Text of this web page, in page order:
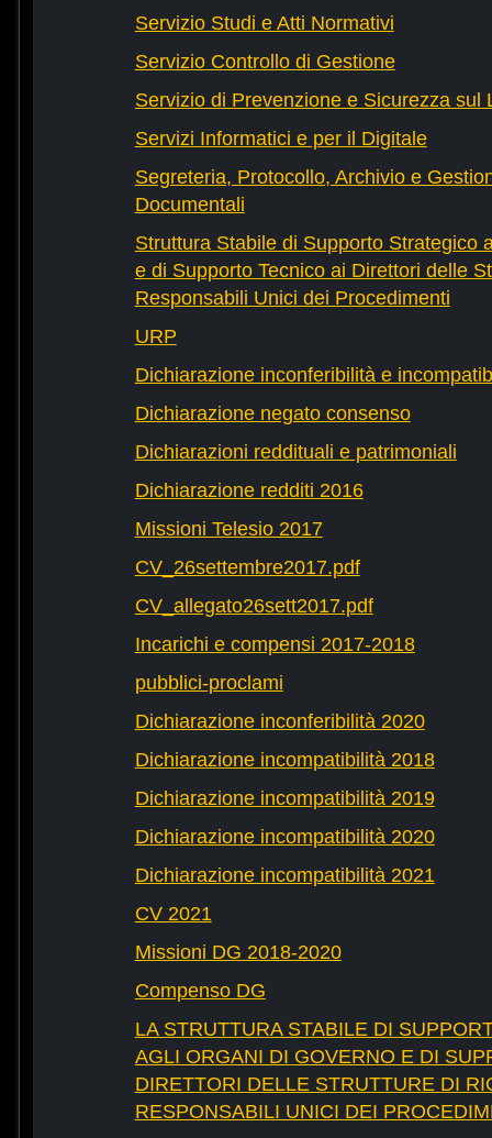
Servizio Studi e Atti Normativi
Servizio Controllo di Gestione
Servizio di Prevenzione e Sicurezza sul
Servizi Informatici e per il Digitale
Segreteria, Protocollo, Archivio e
Documentali
Struttura Stabile di Supporto Strategico
e di Supporto Tecnico ai Direttori delle
Responsabili Unici dei Procedimenti
URP
Dichiarazione inconferibilità e
Dichiarazione negato consenso
Dichiarazioni reddituali e patrimoniali
Dichiarazione redditi 2016
Missioni Telesio 2017
CV_26settembre2017.pdf
CV_allegato26sett2017.pdf
Incarichi e compensi 2017-2018
pubblici-proclami
Dichiarazione inconferibilità 2020
Dichiarazione incompatibilità 2018
Dichiarazione incompatibilità 2019
Dichiarazione incompatibilità 2020
Dichiarazione incompatibilità 2021
CV 2021
Missioni DG 2018-2020
Compenso DG
LA STRUTTURA STABILE DI
AGLI ORGANI DI GOVERNO E DI
DIRETTORI DELLE STRUTTURE DI
RESPONSABILI UNICI DEI